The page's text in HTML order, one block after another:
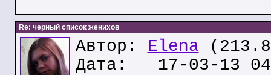
Re: черный список женихов
Автор: Elena
Дата: 17-03-13